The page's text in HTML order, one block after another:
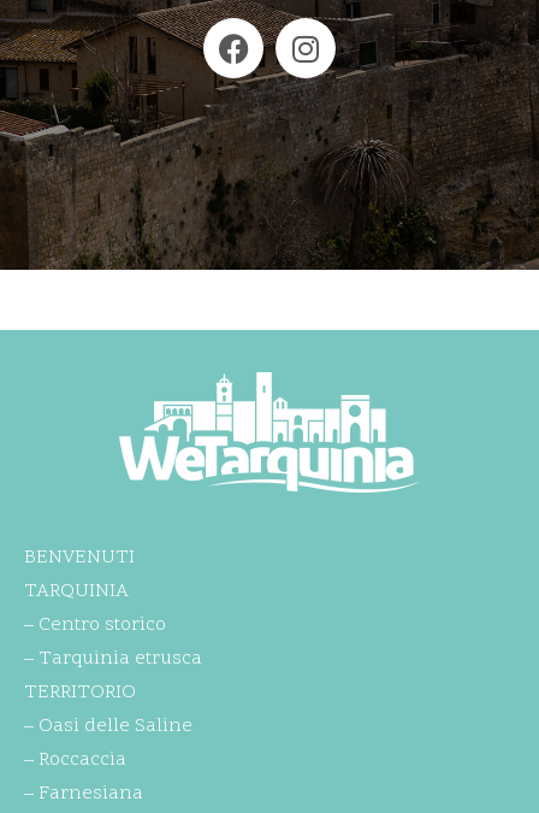
BENVENUTI
TARQUINIA
– Centro storico
– Tarquinia etrusca
TERRITORIO
– Oasi delle Saline
– Roccaccia
– Farnesiana